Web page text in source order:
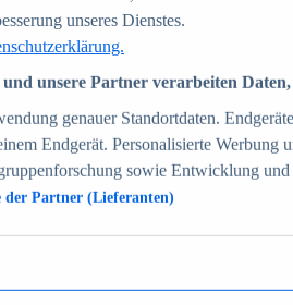
70+
unseres Dienstes.
unsere Partner verarbeiten
genauer Standortdaten.
Endgerät. Personalisierte Werbung
sowie Entwicklung
der Partner (Lieferanten)